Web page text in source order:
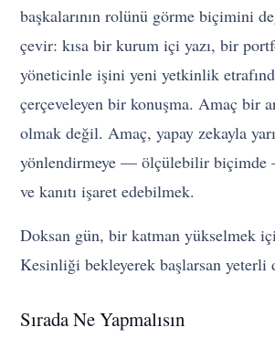
başkalarının rolünü görme biçimini
çevir: kısa bir kurum içi yazı, bir
yöneticinle işini yeni yetkinlik
çerçeveleyen bir konuşma. Amaç bir
olmak değil. Amaç, yapay zekayla
yönlendirmeye — ölçülebilir
ve kanıtı işaret edebilmek.
Doksan gün, bir katman yükselmek
Kesinliği bekleyerek başlarsan yeterli
Sırada Ne Yapmalısın